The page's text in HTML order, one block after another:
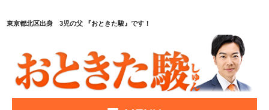
東京都北区出身 3児の父 『おときた駿』です！